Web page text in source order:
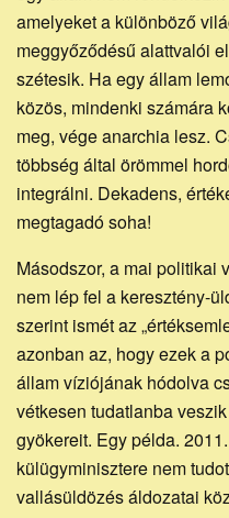
amelyeket a különböző
meggyőződésű alattvalói
szétesik. Ha egy állam
közös, mindenki számára
meg, vége anarchia lesz.
többség által örömmel
integrálni. Dekadens,
megtagadó soha!
Másodszor, a mai politikai
nem lép fel a keresztény-
szerint ismét az
azonban az, hogy ezek a
állam víziójának hódolva
vétkesen tudatlanba
gyökereit. Egy példa.
külügyminisztere nem
vallásüldözés áldozatai